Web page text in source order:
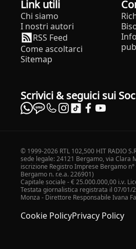
Link utili
Chi siamo
I nostri autori
RSS Feed
Come ascoltarci
Sitemap
Scrivici & seguici sui
© 1999-2026 RTL 102,500 HIT RADIO
sede legale: 24121 Bergamo, via Clara
iscrizione Registro Imprese Bergamo
Bergamo n. r.e.a. 226901)
Capitale sociale - € 25.000.000,00 i.v.
Testata giornalistica registrata il 07/01/
Monza - Direttore Responsabile Ivana
Cookie PolicyPrivacy Policy